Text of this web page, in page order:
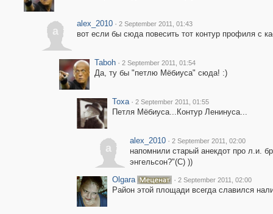
a
alex_2010 · 2 September 2011, 01:43
вот если бы сюда повесить тот контур профиля с
Taboh · 2 September 2011, 01:54
Да, ту бы "петлю Мёбиуса" сюда! :)
Toxa · 2 September 2011, 01:55
Петля Мёбиуса...Контур Ленинуса...
a
alex_2010 · 2 September 2011, 02:00
напомнили старый анекдот про л.и.
энгельсон?"(С) ))
Olgara
· 2 September 2011, 02:00
Район этой площади всегда славился